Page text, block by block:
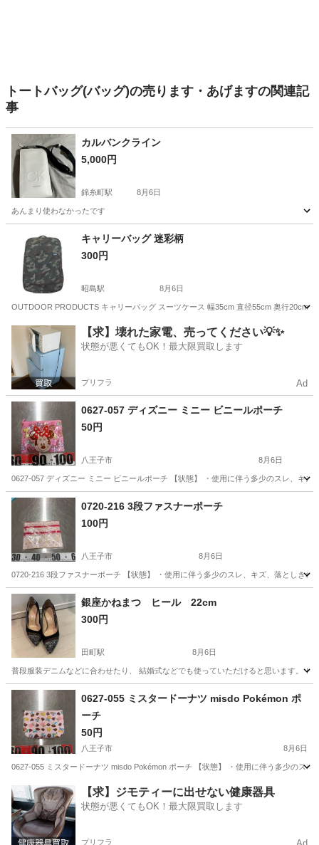
トートバッグ(バッグ)の売ります・あげますの関連記
事
カルバンクライン
5,000円
錦糸町駅 8月6日
あんまり使わなかったです
錦糸町駅 バッグ
キャリーバッグ 迷彩柄
300円
昭島駅 8月6日
OUTDOOR PRODUCTS キャリーバッグ スーツケース 幅35cm 直径55cm 奥行20cm
東京 昭島市 昭島駅 バッグ キャリーバッグ
【求】壊れた家電、売ってください💡✨
状態が悪くてもOK！最大限買取します
プリフラ Ad
0627-057 ディズニー ミニー ビニールポーチ
50円
八王子市 8月6日
0627-057 ディズニー ミニー ビニールポーチ 【状態】 ・使用に伴う多少のスレ、キ
東京 八王子市 ビニールポーチ
0720-216 3段ファスナーポーチ
100円
八王子市 8月6日
0720-216 3段ファスナーポーチ 【状態】 ・使用に伴う多少のスレ、キズ、落としき
東京 八王子市 バッグ 現地
銀座かねまつ ヒール 22cm
300円
田町駅 8月6日
普段服装デニムなどに合わせたり、 結婚式などでも使っていただけると思います。
東京 港区
0627-055 ミスタードーナツ misdo Pokémon ポ
ーチ
50円
八王子市 8月6日
0627-055 ミスタードーナツ misdo Pokémon ポーチ 【状態】 ・使用に伴う多少のス
東京 八王子市 バッグ ミスタードーナツ
【求】ジモティーに出せない健康器具
状態が悪くてもOK！最大限買取します
プリフラ